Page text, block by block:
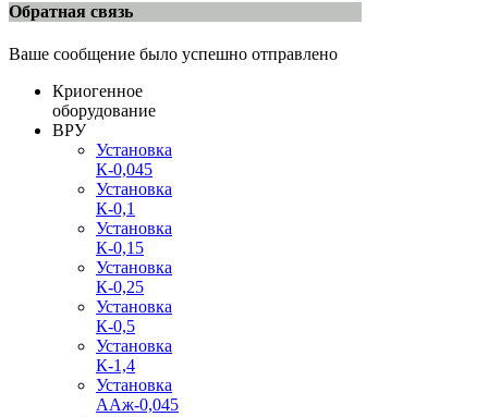
Обратная связь
Ваше сообщение было успешно отправлено
Криогенное
оборудование
ВРУ
Установка
К-0,045
Установка
К-0,1
Установка
К-0,15
Установка
К-0,25
Установка
К-0,5
Установка
К-1,4
Установка
ААж-0,045